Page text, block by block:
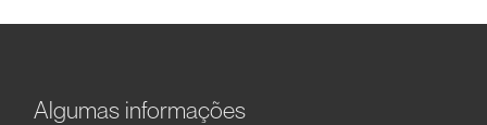
Algumas informações